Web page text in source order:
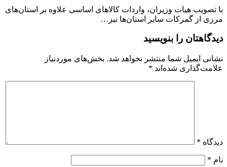
با تصویب هیات وزیران، واردات کالاهای اساسی علاوه بر استان‌های
مرزی از گمرکات سایر استان‌ها نیز…
دیدگاهتان را بنویسید
نشانی ایمیل شما منتشر نخواهد شد. بخش‌های موردنیاز
علامت‌گذاری شده‌اند *
دیدگاه *
نام *